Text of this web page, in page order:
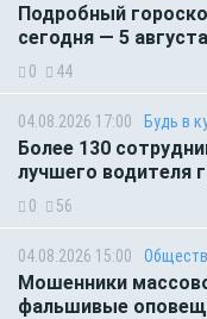
Подробный
сегодня — 5 августа
0 44
04.08.2026 17:00 Будь в
Более 130
лучшего водителя
0 56
04.08.2026 15:00
Мошенники
фальшивые